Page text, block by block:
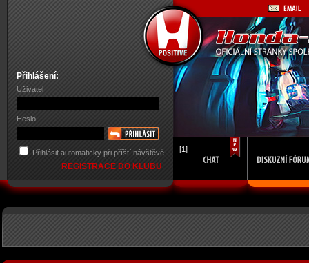
Přihlášení:
Uživatel
Heslo
Přihlásit automaticky při příští návštěvě
REGISTRACE DO KLUBU
[1]